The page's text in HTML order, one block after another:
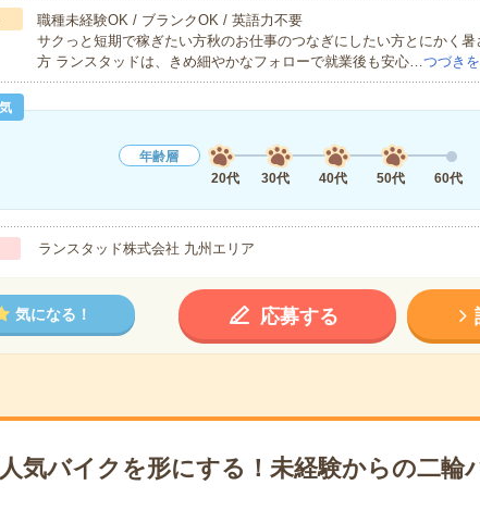
職種未経験OK / ブランクOK / 英語力不要
サクっと短期で稼ぎたい方秋のお仕事のつなぎにしたい方とにかく
方 ランスタッドは、きめ細やかなフォローで就業後も安心…つづき
年齢層
20代
30代 40代 50代 60代
ランスタッド株式会社 九州エリア
気になる！ 応募する
気バイクを形にする！未経験からの二輪